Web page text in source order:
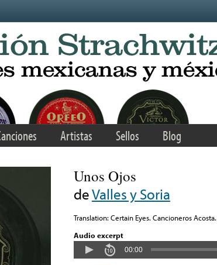
Artistas Sellos Blog
Unos Ojos
deValles y Soria
Translation: Certain Eyes. Cancioneros Acosta.
Audio excerpt
00:00